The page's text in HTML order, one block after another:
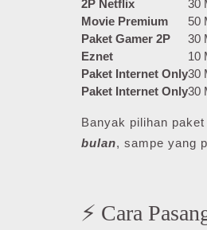
2P Netflix
30
Movie Premium
50
Paket Gamer 2P
30
Eznet
10
Paket Internet Only30
Paket Internet Only30
Banyak pilihan
bulan, sampe yang
⚡ Cara